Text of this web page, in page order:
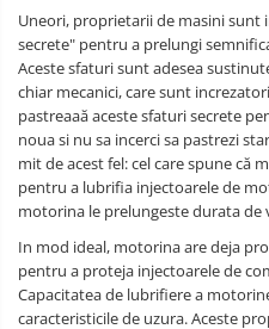
Uneori, proprietarii de masini sunt
secrete" pentru a prelungi
Aceste sfaturi sunt adesea
chiar mecanici, care sunt
pastreaaă aceste sfaturi secrete
noua si nu sa incerci sa pastrezi
mit de acest fel: cel care spune că
pentru a lubrifia injectoarele de
motorina le prelungeste durata de
In mod ideal, motorina are deja
pentru a proteja injectoarele de
Capacitatea de lubrifiere a
caracteristicile de uzura. Aceste